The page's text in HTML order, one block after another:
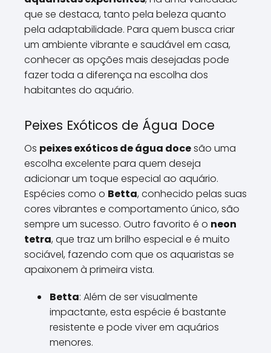
que se destaca, tanto pela beleza quanto
pela adaptabilidade. Para quem busca criar
um ambiente vibrante e saudável em casa,
conhecer as opções mais desejadas pode
fazer toda a diferença na escolha dos
habitantes do aquário.
Peixes Exóticos de Água Doce
Os peixes exóticos de água docesão uma
escolha excelente para quem deseja
adicionar um toque especial ao aquário.
Espécies como o Betta, conhecido pelas suas
cores vibrantes e comportamento único, são
sempre um sucesso. Outro favorito é o neon
tetra, que traz um brilho especial e é muito
sociável, fazendo com que os aquaristas se
apaixonem à primeira vista.
Betta: Além de ser visualmente
impactante, esta espécie é bastante
resistente e pode viver em aquários
menores.